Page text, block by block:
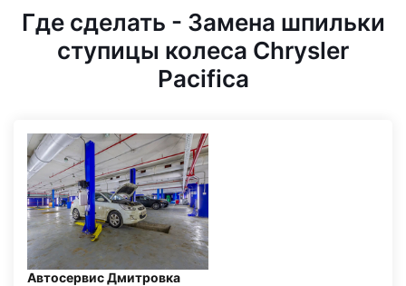
Где сделать - Замена шпильки
ступицы колеса Chrysler
Pacifica
Автосервис Дмитровка